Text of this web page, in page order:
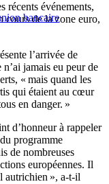
bancaire
récents événements,
cours de la zone euro,
l’arrivée de
jamais eu peur de
« mais quand les
qui étaient au cœur
en danger. »
d’honneur à rappeler
programme
de nombreuses
européennes. Il
autrichien », a-t-il